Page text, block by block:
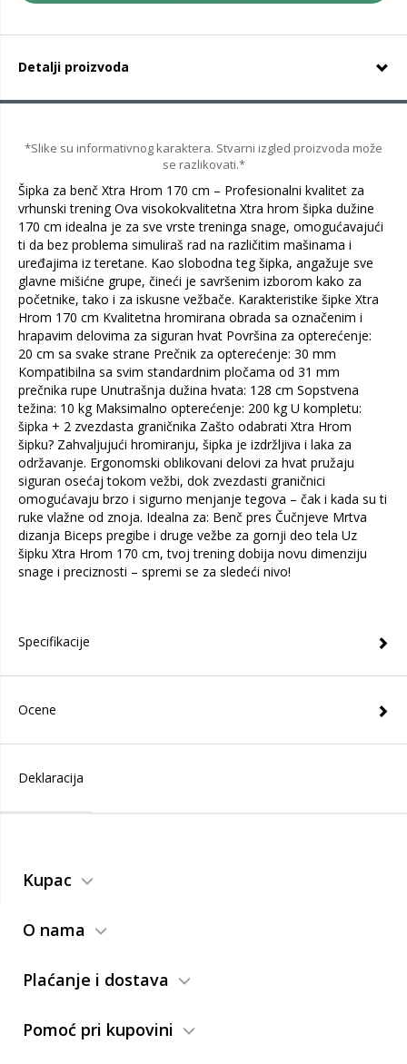
Detalji proizvoda
*Slike su informativnog karaktera. Stvarni izgled proizvoda može
se razlikovati.*
Šipka za benč Xtra Hrom 170 cm – Profesionalni kvalitet za
vrhunski trening Ova visokokvalitetna Xtra hrom šipka dužine
170 cm idealna je za sve vrste treninga snage, omogućavajući
ti da bez problema simuliraš rad na različitim mašinama i
uređajima iz teretane. Kao slobodna teg šipka, angažuje sve
glavne mišićne grupe, čineći je savršenim izborom kako za
početnike, tako i za iskusne vežbače. Karakteristike šipke Xtra
Hrom 170 cm Kvalitetna hromirana obrada sa označenim i
hrapavim delovima za siguran hvat Površina za opterećenje:
20 cm sa svake strane Prečnik za opterećenje: 30 mm
Kompatibilna sa svim standardnim pločama od 31 mm
prečnika rupe Unutrašnja dužina hvata: 128 cm Sopstvena
težina: 10 kg Maksimalno opterećenje: 200 kg U kompletu:
šipka + 2 zvezdasta graničnika Zašto odabrati Xtra Hrom
šipku? Zahvaljujući hromiranju, šipka je izdržljiva i laka za
održavanje. Ergonomski oblikovani delovi za hvat pružaju
siguran osećaj tokom vežbi, dok zvezdasti graničnici
omogućavaju brzo i sigurno menjanje tegova – čak i kada su ti
ruke vlažne od znoja. Idealna za: Benč pres Čučnjeve Mrtva
dizanja Biceps pregibe i druge vežbe za gornji deo tela Uz
šipku Xtra Hrom 170 cm, tvoj trening dobija novu dimenziju
snage i preciznosti – spremi se za sledeći nivo!
Specifikacije
Ocene
Deklaracija
Kupac
O nama
Plaćanje i dostava
Pomoć pri kupovini